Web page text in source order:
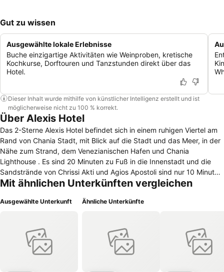
Gut zu wissen
Ausgewählte lokale Erlebnisse
Buche einzigartige Aktivitäten wie Weinproben, kretische
Kochkurse, Dorftouren und Tanzstunden direkt über das
Hotel.
Dieser Inhalt wurde mithilfe von künstlicher Intelligenz erstellt und ist
möglicherweise nicht zu 100 % korrekt.
Über Alexis Hotel
Das 2-Sterne Alexis Hotel befindet sich in einem ruhigen Viertel am
Rand von Chania Stadt, mit Blick auf die Stadt und das Meer, in der
Nähe zum Strand, dem Venezianischen Hafen und Chania
Lighthouse . Es sind 20 Minuten zu Fuß in die Innenstadt und die
Sandstrände von Chrissi Akti und Agios Apostoli sind nur 10 Minuten
entfernt. Ein Shuttle-Bus in die Innenstadt fährt alle 20 Minuten. Die
Stadt und kostenloses WiFi. Zu weiteren Annehmlichkeiten gehören
Stadt und das Meer, und bietet Abendessen und Frühstücksbuffet .
Der Zimmerservice steht ebenfalls zur Verfügung (gegen Gebühr).
Das Hotel liegt in der Nähe der KTEL zentralen Bushaltestelle , 15
Mit ähnlichen Unterkünften vergleichen
Ausgewählte Unterkunft Ähnliche Unterkünfte